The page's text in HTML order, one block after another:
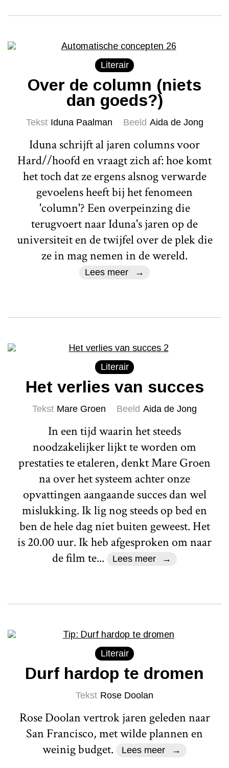
Literair
Over de column (niets
dan goeds?)
Tekst Iduna Paalman Beeld Aida de Jong
Iduna schrijft al jaren columns voor
Hard//hoofd en vraagt zich af: hoe komt
het toch dat ze ergens alsnog verwarde
gevoelens heeft bij het fenomeen
'column'? Een overpeinzing die
terugvoert naar Iduna's jaren op de
universiteit en de twijfel over de plek die
ze in mag nemen in de wereld.
Lees meer
Literair
Het verlies van succes
Tekst Mare Groen Beeld Aida de Jong
In een tijd waarin het steeds
noodzakelijker lijkt te worden om
prestaties te etaleren, denkt Mare Groen
na over het systeem achter onze
opvattingen aangaande succes dan wel
mislukking. Ik lig nog steeds op bed en
ben de hele dag niet buiten geweest. Het
is 20.00 uur. Ik heb afgesproken om naar
de film te...
Lees meer
Literair
Durf hardop te dromen
Tekst Rose Doolan
Rose Doolan vertrok jaren geleden naar
San Francisco, met wilde plannen en
weinig budget.
Lees meer